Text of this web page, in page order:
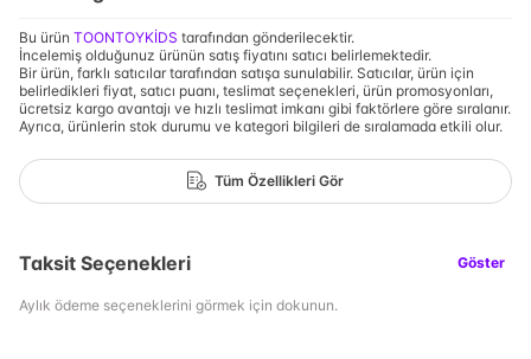
Bu ürün TOONTOYKİDS tarafından gönderilecektir.
İncelemiş olduğunuz ürünün satış fiyatını satıcı belirlemektedir.
Bir ürün, farklı satıcılar tarafından satışa sunulabilir. Satıcılar, ürün için
belirledikleri fiyat, satıcı puanı, teslimat seçenekleri, ürün promosyonları,
ücretsiz kargo avantajı ve hızlı teslimat imkanı gibi faktörlere göre sıralanır.
Ayrıca, ürünlerin stok durumu ve kategori bilgileri de sıralamada etkili olur.
Tüm Özellikleri Gör
Taksit Seçenekleri Göster
Aylık ödeme seçeneklerini görmek için dokunun.